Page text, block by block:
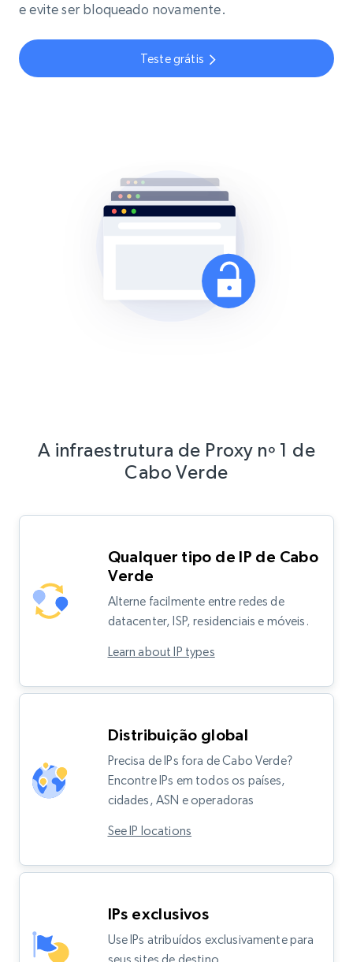
e evite ser bloqueado novamente.
Teste grátis
A infraestrutura de Proxy nº 1 de
Cabo Verde
Qualquer tipo de IP de Cabo
Verde
Alterne facilmente entre redes de
datacenter, ISP, residenciais e móveis.
Learn about IP types
Distribuição global
Precisa de IPs fora de Cabo Verde?
Encontre IPs em todos os países,
cidades, ASN e operadoras
See IP locations
IPs exclusivos
Use IPs atribuídos exclusivamente para